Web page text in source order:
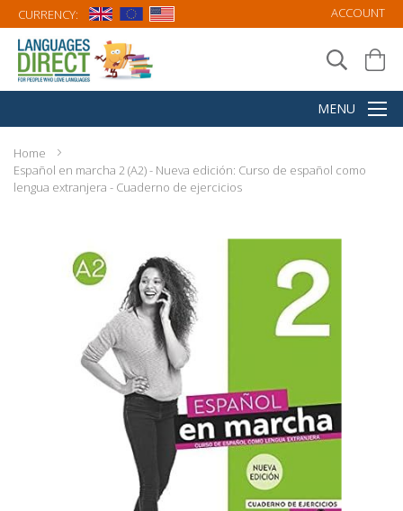
CURRENCY: ACCOUNT
Home
Español en marcha 2 (A2) - Nueva edición: Curso de español como
lengua extranjera - Cuaderno de ejercicios